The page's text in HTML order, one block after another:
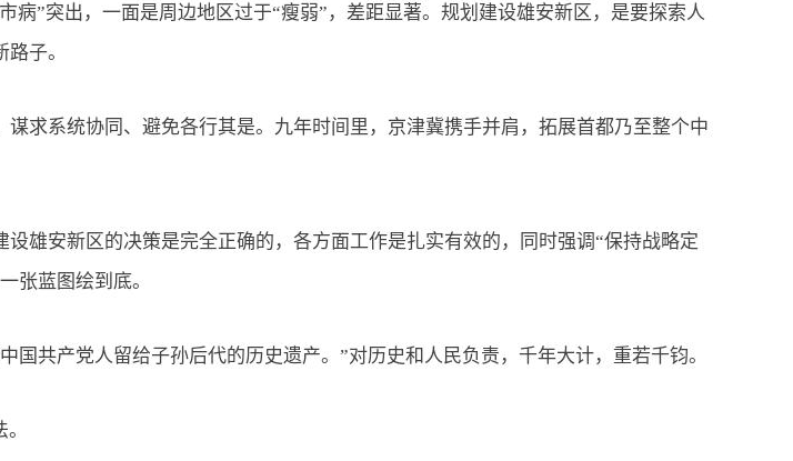
”突出，一面是周边地区过于“瘦弱”，差距显著。规划建设雄安新区，是要探索人
子。
系统协同、避免各行其是。九年时间里，京津冀携手并肩，拓展首都乃至整个中
安新区的决策是完全正确的，各方面工作是扎实有效的，同时强调“保持战略定
张蓝图绘到底。
共产党人留给子孙后代的历史遗产。”对历史和人民负责，千年大计，重若千钧。